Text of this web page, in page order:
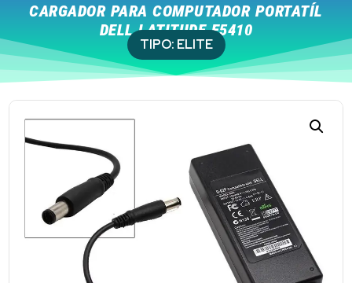
CARGADOR PARA COMPUTADOR PORTATÍL
DELL LATITUDE E5410
TIPO: ELITE